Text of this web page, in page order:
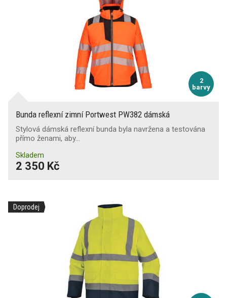
2
barvy
Bunda reflexní zimní Portwest PW382 dámská
Stylová dámská reflexní bunda byla navržena a testována
přímo ženami, aby…
Skladem
2 350 Kč
Doprodej